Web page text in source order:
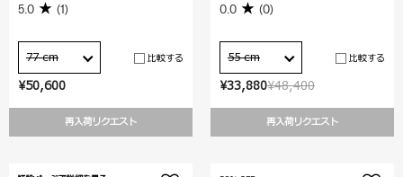
¥50,600
再入荷リクエスト
5.0 (1)
77 cm 比較する
¥48,400
¥33,880
再入荷リクエスト
0.0 (0)
55 cm 比較する